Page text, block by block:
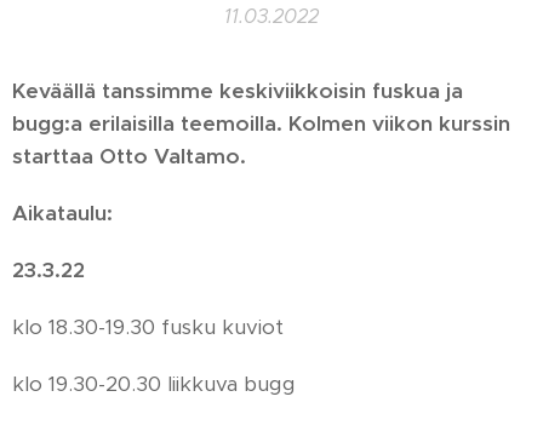
11.03.2022
Keväällä tanssimme keskiviikkoisin fuskua ja
bugg:a erilaisilla teemoilla. Kolmen viikon kurssin
starttaa Otto Valtamo.
Aikataulu:
23.3.22
klo 18.30-19.30 fusku kuviot
klo 19.30-20.30 liikkuva bugg